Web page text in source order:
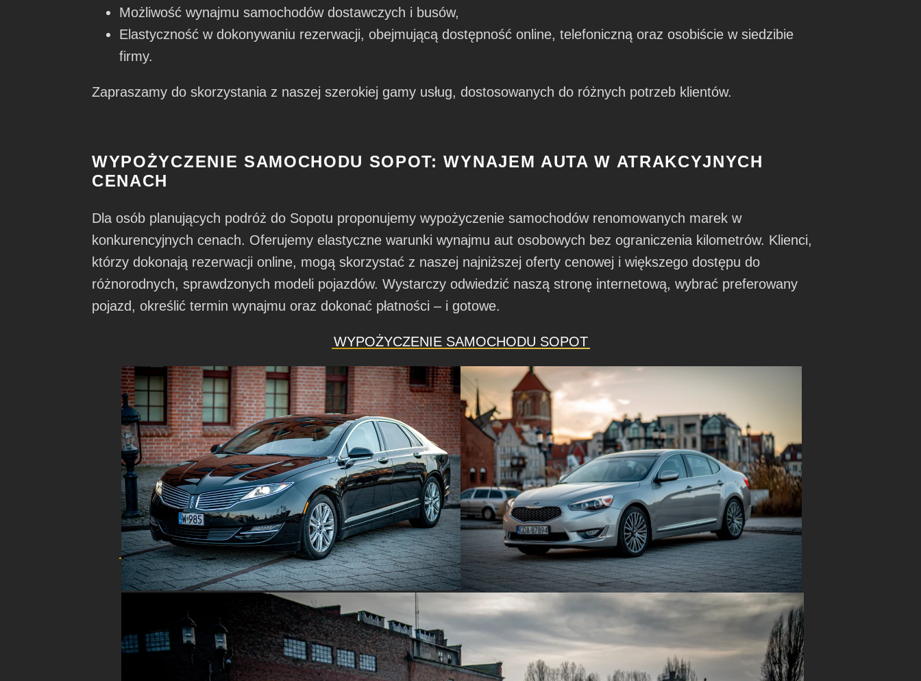
Możliwość wynajmu samochodów dostawczych i busów,
Elastyczność w dokonywaniu rezerwacji, obejmującą dostępność online, telefoniczną oraz osobiście w siedzibie
firmy.
Zapraszamy do skorzystania z naszej szerokiej gamy usług, dostosowanych do różnych potrzeb klientów.
WYPOŻYCZENIE SAMOCHODU SOPOT: WYNAJEM AUTA W ATRAKCYJNYCH
CENACH
Dla osób planujących podróż do Sopotu proponujemy wypożyczenie samochodów renomowanych marek w
konkurencyjnych cenach. Oferujemy elastyczne warunki wynajmu aut osobowych bez ograniczenia kilometrów. Klienci,
którzy dokonają rezerwacji online, mogą skorzystać z naszej najniższej oferty cenowej i większego dostępu do
różnorodnych, sprawdzonych modeli pojazdów. Wystarczy odwiedzić naszą stronę internetową, wybrać preferowany
pojazd, określić termin wynajmu oraz dokonać płatności – i gotowe.
WYPOŻYCZENIE SAMOCHODU SOPOT